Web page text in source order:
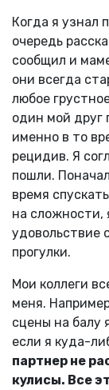
Когда я узнал
очередь
сообщил и
они всегда
любое
один мой друг
именно в то
рецидив. Я
пошли.
время
на сложности,
удовольствие
прогулки.
Мои коллеги
меня.
сцены на балу
если я куда-
партнер не
кулисы. Все